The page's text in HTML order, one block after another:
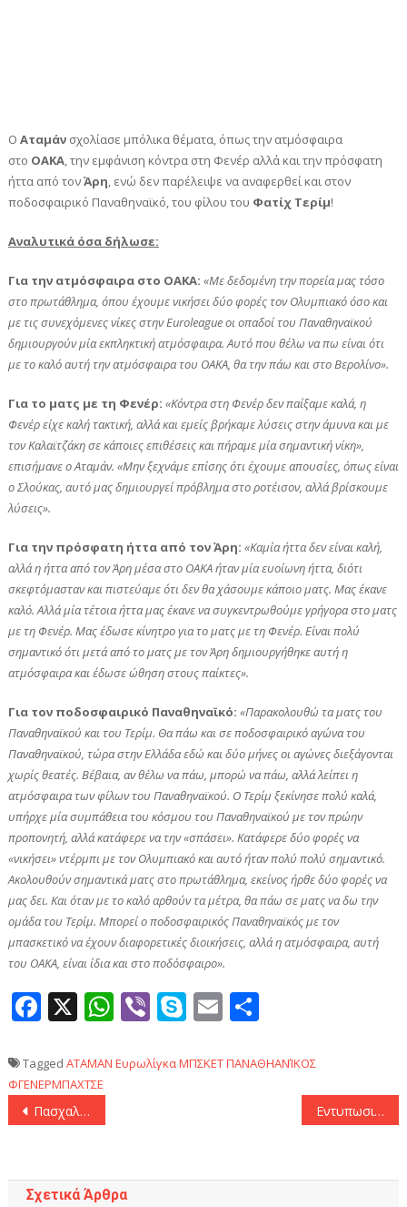
Ο Αταμάν σχολίασε μπόλικα θέματα, όπως την ατμόσφαιρα
στο ΟΑΚΑ, την εμφάνιση κόντρα στη Φενέρ αλλά και την πρόσφατη
ήττα από τονΆρη, ενώ δεν παρέλειψε να αναφερθεί και στον
ποδοσφαιρικό Παναθηναϊκό, του φίλου του Φατίχ Τερίμ!
Αναλυτικά όσα δήλωσε:
Για την ατμόσφαιρα στο ΟΑΚΑ: «Με δεδομένη την πορεία μας τόσο
στο πρωτάθλημα, όπου έχουμε νικήσει δύο φορές τον Ολυμπιακό όσο και
με τις συνεχόμενες νίκες στην Euroleague οι οπαδοί του Παναθηναϊκού
δημιουργούν μία εκπληκτική ατμόσφαιρα. Αυτό που θέλω να πω είναι ότι
με το καλό αυτή την ατμόσφαιρα του ΟΑΚΑ, θα την πάω και στο Βερολίνο».
Για το ματς με τη Φενέρ: «Κόντρα στη Φενέρ δεν παίξαμε καλά, η
Φενέρ είχε καλή τακτική, αλλά και εμείς βρήκαμε λύσεις στην άμυνα και με
τον Καλαϊτζάκη σε κάποιες επιθέσεις και πήραμε μία σημαντική νίκη»,
επισήμανε ο Αταμάν. «Μην ξεχνάμε επίσης ότι έχουμε απουσίες, όπως είναι
ο Σλούκας, αυτό μας δημιουργεί πρόβλημα στο ροτέισον, αλλά βρίσκουμε
λύσεις».
Για την πρόσφατη ήττα από τον Άρη: «Καμία ήττα δεν είναι καλή,
αλλά η ήττα από τον Άρη μέσα στο ΟΑΚΑ ήταν μία ευοίωνη ήττα, διότι
σκεφτόμασταν και πιστεύαμε ότι δεν θα χάσουμε κάποιο ματς. Μας έκανε
καλό. Αλλά μία τέτοια ήττα μας έκανε να συγκεντρωθούμε γρήγορα στο ματς
με τη Φενέρ. Μας έδωσε κίνητρο για το ματς με τη Φενέρ. Είναι πολύ
σημαντικό ότι μετά από το ματς με τον Άρη δημιουργήθηκε αυτή η
ατμόσφαιρα και έδωσε ώθηση στους παίκτες».
Για τον ποδοσφαιρικό Παναθηναϊκό: «Παρακολουθώ τα ματς του
Παναθηναϊκού και του Τερίμ. Θα πάω και σε ποδοσφαιρικό αγώνα του
Παναθηναϊκού, τώρα στην Ελλάδα εδώ και δύο μήνες οι αγώνες διεξάγονται
χωρίς θεατές. Βέβαια, αν θέλω να πάω, μπορώ να πάω, αλλά λείπει η
ατμόσφαιρα των φίλων του Παναθηναϊκού. Ο Τερίμ ξεκίνησε πολύ καλά,
υπήρχε μία συμπάθεια του κόσμου του Παναθηναϊκού με τον πρώην
προπονητή, αλλά κατάφερε να την «σπάσει». Κατάφερε δύο φορές να
«νικήσει» ντέρμπι με τον Ολυμπιακό και αυτό ήταν πολύ πολύ σημαντικό.
Ακολουθούν σημαντικά ματς στο πρωτάθλημα, εκείνος ήρθε δύο φορές να
μας δει. Και όταν με το καλό αρθούν τα μέτρα, θα πάω σε ματς να δω την
ομάδα του Τερίμ. Μπορεί ο ποδοσφαιρικός Παναθηναϊκός με τον
μπασκετικό να έχουν διαφορετικές διοικήσεις, αλλά η ατμόσφαιρα, αυτή
του ΟΑΚΑ, είναι ίδια και στο ποδόσφαιρο».
Facebook
X WhatsApp
ViberSkype
Email
Tagged ΑΤΑΜΑΝ ΕυρωλίγκαΜΠΣΚΕΤΠΑΝΑΘΗΑΝΊΚΟΣ
ΦΓΕΝΕΡΜΠΑΧΤΣΕ
Πλοήγηση
Πασχαλάκης: «Θέλαμε να τιμήσουμε τα θύματα της Θύρας 7» Εντυπωσιακή Μπάγερ Λεβερκούζεν θριάμβευσε με 3-0 της Μπάγερν και ξέφυγε 5 βαθμούς!
Σχετικά Άρθρα